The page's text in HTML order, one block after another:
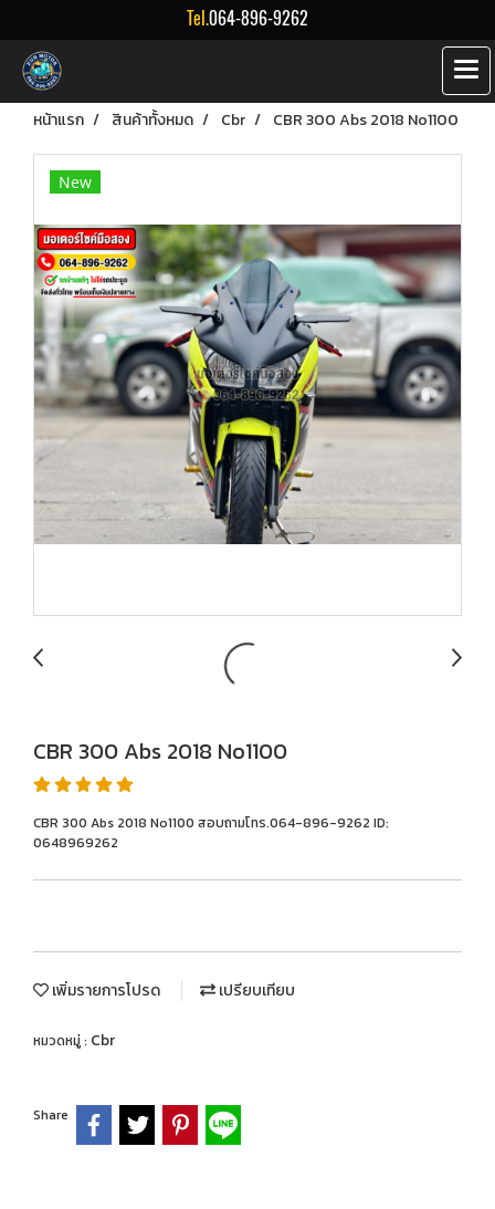
Tel.064-896-9262
หน้าแรก สินค้าทั้งหมด Cbr CBR 300 Abs 2018 No1100
New
CBR 300 Abs 2018 No1100
CBR 300 Abs 2018 No1100 สอบถามโทร.064-896-9262 ID:
0648969262
เพิ่มรายการโปรด เปรียบเทียบ
หมวดหมู่ : Cbr
Share